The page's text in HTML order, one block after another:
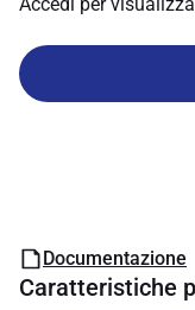
Documentazione
Caratteristiche